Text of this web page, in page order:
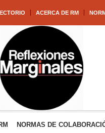
ACERCA DE RM
NORMAS DE